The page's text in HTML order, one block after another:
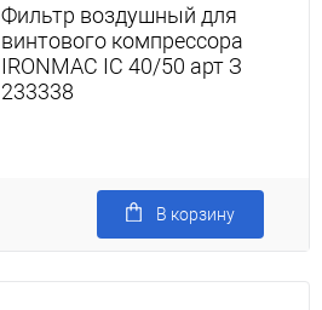
Фильтр воздушный для
винтового компрессора
IRONMAC IC 40/50 арт З
233338
В корзину